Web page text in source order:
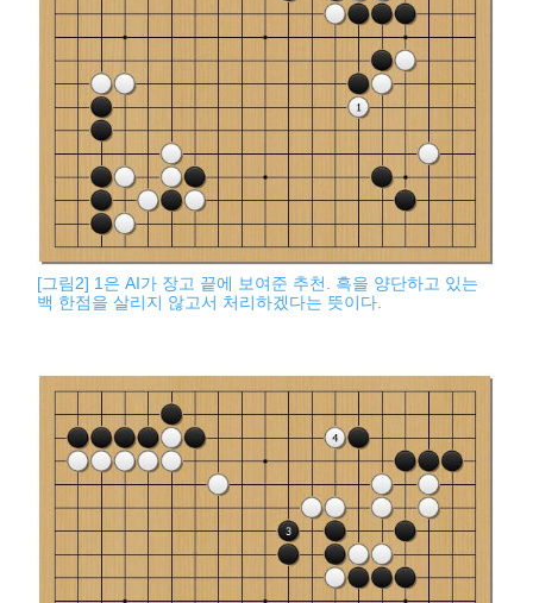
[그림2] 1은 AI가 장고 끝에 보여준 추천. 흑을 양단하고 있는
백 한점을 살리지 않고서 처리하겠다는 뜻이다.